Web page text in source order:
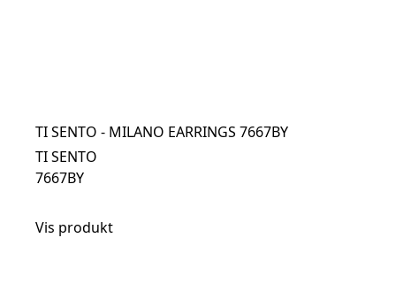
TI SENTO - MILANO EARRINGS 7667BY
TI SENTO
7667BY
Vis produkt